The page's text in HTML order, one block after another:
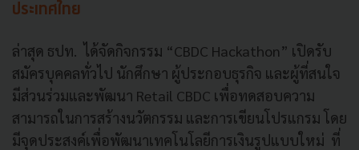
ประเทศไทย
ล่าสุด ธปท. ได้จัดกิจกรรม “CBDC Hackathon” เปิดรับ
สมัครบุคคลทั่วไป นักศึกษา ผู้ประกอบธุรกิจ และผู้ที่สนใจ
มีส่วนร่วมและพัฒนา Retail CBDC เพื่อทดสอบความ
สามารถในการสร้างนวัตกรรม และการเขียนโปรแกรม โดย
มีจุดประสงค์เพื่อพัฒนาเทคโนโลยีการเงินรูปแบบใหม่ ที่